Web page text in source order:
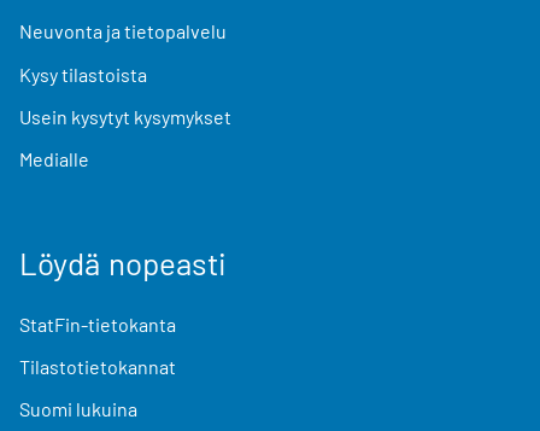
Neuvonta ja tietopalvelu
Kysy tilastoista
Usein kysytyt kysymykset
Medialle
Löydä nopeasti
StatFin-tietokanta
Tilastotietokannat
Suomi lukuina